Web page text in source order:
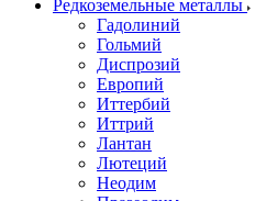
Редкоземельные металлы
Гадолиний
Гольмий
Диспрозий
Европий
Иттербий
Иттрий
Лантан
Лютеций
Неодим